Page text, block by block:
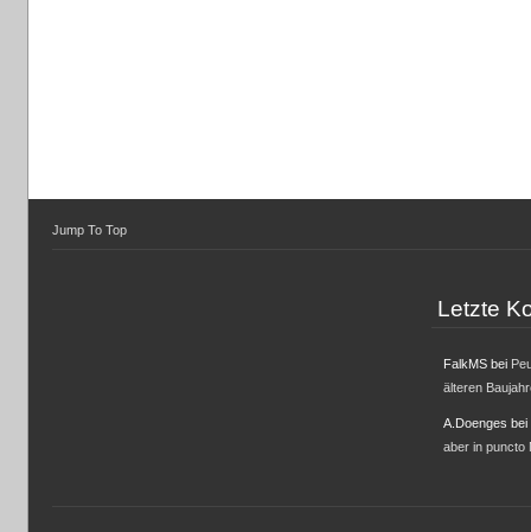
Jump To Top
Letzte
FalkMSbei
älteren
A.Doenges bei
aber in puncto